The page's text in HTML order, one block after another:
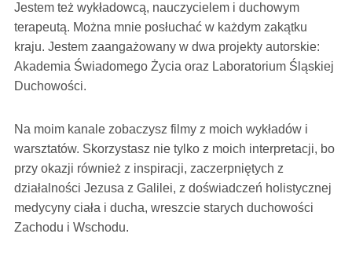
Jestem też wykładowcą, nauczycielem i duchowym
terapeutą. Można mnie posłuchać w każdym zakątku
kraju. Jestem zaangażowany w dwa projekty autorskie:
Akademia Świadomego Życia oraz Laboratorium Śląskiej
Duchowości.
Na moim kanale zobaczysz filmy z moich wykładów i
warsztatów. Skorzystasz nie tylko z moich interpretacji, bo
przy okazji również z inspiracji, zaczerpniętych z
działalności Jezusa z Galilei, z doświadczeń holistycznej
medycyny ciała i ducha, wreszcie starych duchowości
Zachodu i Wschodu.